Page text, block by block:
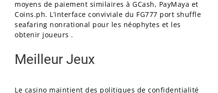
moyens de paiement similaires à GCash, PayMaya et
Coins.ph. L’interface conviviale du FG777 port shuffle
seafaring nonrational pour les néophytes et les
obtenir joueurs .
Meilleur Jeux
Le casino maintient des politiques de confidentialité